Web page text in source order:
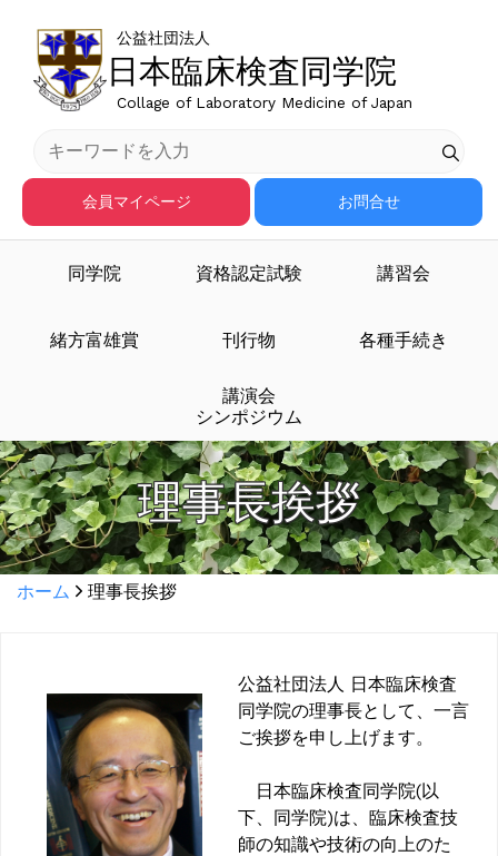
日本臨床検査同学院
公益社団法人
Collage of Laboratory Medicine of Japan
会員マイページ お問合せ
同学院 資格認定試験 講習会
緒方富雄賞 刊行物 各種手続き
講演会
シンポジウム
理事長挨拶
ホーム 理事長挨拶
公益社団法人 日本臨床検査
同学院の理事長として、一言
ご挨拶を申し上げます。
日本臨床検査同学院(以
下、同学院)は、臨床検査技
師の知識や技術の向上のた